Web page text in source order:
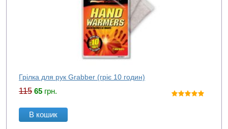
Грілка для рук Grabber (гріє 10 годин)
115 65 грн.
В кошик